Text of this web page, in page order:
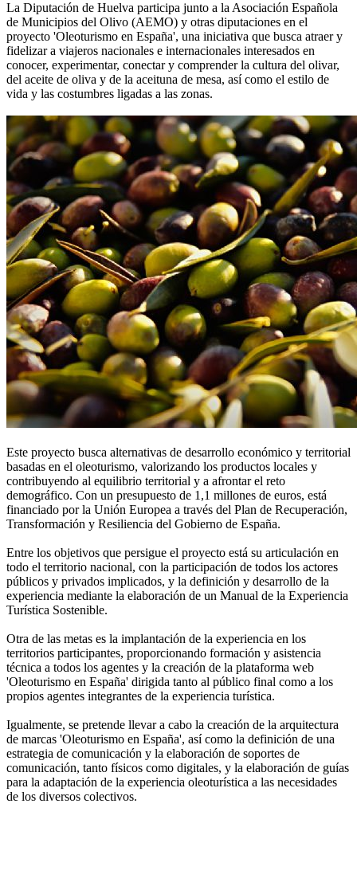
La Diputación de Huelva participa junto a la Asociación Española
de Municipios del Olivo (AEMO) y otras diputaciones en el
proyecto 'Oleoturismo en España', una iniciativa que busca atraer y
fidelizar a viajeros nacionales e internacionales interesados en
conocer, experimentar, conectar y comprender la cultura del olivar,
del aceite de oliva y de la aceituna de mesa, así como el estilo de
vida y las costumbres ligadas a las zonas.
Este proyecto busca alternativas de desarrollo económico y territorial
basadas en el oleoturismo, valorizando los productos locales y
contribuyendo al equilibrio territorial y a afrontar el reto
demográfico. Con un presupuesto de 1,1 millones de euros, está
financiado por la Unión Europea a través del Plan de Recuperación,
Transformación y Resiliencia del Gobierno de España.
Entre los objetivos que persigue el proyecto está su articulación en
todo el territorio nacional, con la participación de todos los actores
públicos y privados implicados, y la definición y desarrollo de la
experiencia mediante la elaboración de un Manual de la Experiencia
Turística Sostenible.
Otra de las metas es la implantación de la experiencia en los
territorios participantes, proporcionando formación y asistencia
técnica a todos los agentes y la creación de la plataforma web
'Oleoturismo en España' dirigida tanto al público final como a los
propios agentes integrantes de la experiencia turística.
Igualmente, se pretende llevar a cabo la creación de la arquitectura
de marcas 'Oleoturismo en España', así como la definición de una
estrategia de comunicación y la elaboración de soportes de
comunicación, tanto físicos como digitales, y la elaboración de guías
para la adaptación de la experiencia oleoturística a las necesidades
de los diversos colectivos.